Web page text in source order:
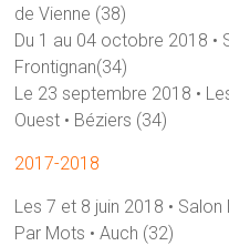
de Vienne (38)
Du 1 au 04 octobre 2018 •
Frontignan(34)
Le 23 septembre 2018 •
Ouest • Béziers (34)
2017-2018
Les 7 et 8 juin 2018 •
Par Mots • Auch (32)